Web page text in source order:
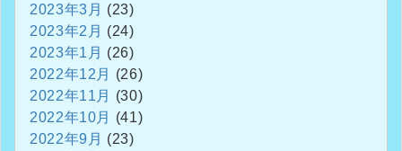
2023年3月 (23)
2023年2月 (24)
2023年1月 (26)
2022年12月
(26)
2022年11月
(30)
2022年10月
(41)
2022年9月 (23)